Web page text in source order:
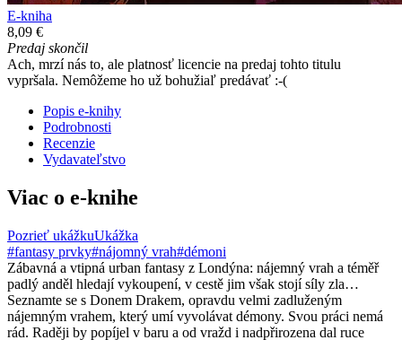
E-kniha
8,09 €
Predaj skončil
Ach, mrzí nás to, ale platnosť licencie na predaj tohto titulu
vypršala. Nemôžeme ho už bohužiaľ predávať :-(
Popis e-knihy
Podrobnosti
Recenzie
Vydavateľstvo
Viac o e-knihe
Pozrieť ukážkuUkážka
#fantasy prvky#nájomný vrah#démoni
Zábavná a vtipná urban fantasy z Londýna: nájemný vrah a téměř
padlý anděl hledají vykoupení, v cestě jim však stojí síly zla…
Seznamte se s Donem Drakem, opravdu velmi zadluženým
nájemným vrahem, který umí vyvolávat démony. Svou práci nemá
rád. Raději by popíjel v baru a od vražd i nadpřirozena dal ruce